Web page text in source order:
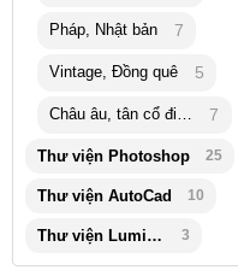
Pháp, Nhật bản 7
Vintage, Đồng quê 5
Châu âu, tân cổ điển 7
Thư viện Photoshop 25
Thư viện AutoCad 10
Thư viện Lumion 3